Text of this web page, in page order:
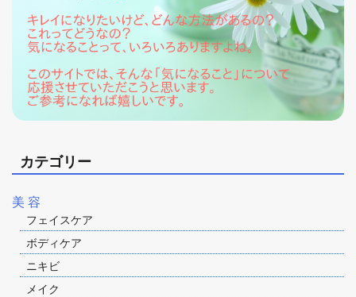
カテゴリー
美 容
フェイスケア
ボディケア
ニキビ
メイク